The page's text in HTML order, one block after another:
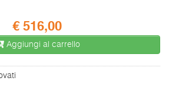
€ 516,00
Aggiungi al carrello